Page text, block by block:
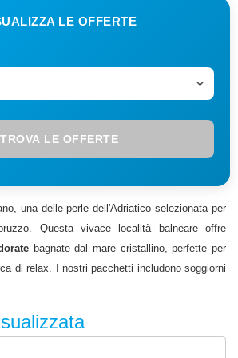
LE OFFERTE
TROVA LE OFFERTE
una delle perle dell'Adriatico selezionata per
Questa vivace località balneare offre
bagnate dal mare cristallino, perfette per
di relax. I nostri pacchetti includono soggiorni
selezionati lungo il rinomato lungomare,
mare: la città offre numerose opportunità di
strutture moderne e attività per tutte le età. La